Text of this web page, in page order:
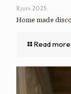
8 juni 2025
Home made
Read more